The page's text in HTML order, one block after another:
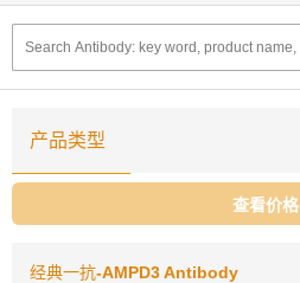
产品类型
查看价格
经典一抗-AMPD3 Antibody